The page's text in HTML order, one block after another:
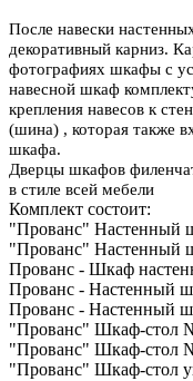
После навески
декоративный карниз.
фотографиях шкафы с
навесной шкаф
крепления навесов к
(шина) , которая также
шкафа.
Дверцы шкафов
в стиле всей мебели
Комплект состоит:
"Прованс" Настенный
"Прованс" Настенный
Прованс - Шкаф
Прованс - Настенный
Прованс - Настенный
"Прованс" Шкаф-стол
"Прованс" Шкаф-стол
"Прованс" Шкаф-стол